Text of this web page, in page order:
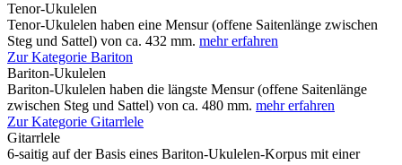
Tenor-Ukulelen
Tenor-Ukulelen haben eine Mensur (offene Saitenlänge zwischen
Steg und Sattel) von ca. 432 mm. mehr erfahren
Zur Kategorie Bariton
Bariton-Ukulelen
Bariton-Ukulelen haben die längste Mensur (offene Saitenlänge
zwischen Steg und Sattel) von ca. 480 mm. mehr erfahren
Zur Kategorie Gitarrlele
Gitarrlele
6-saitig auf der Basis eines Bariton-Ukulelen-Korpus mit einer